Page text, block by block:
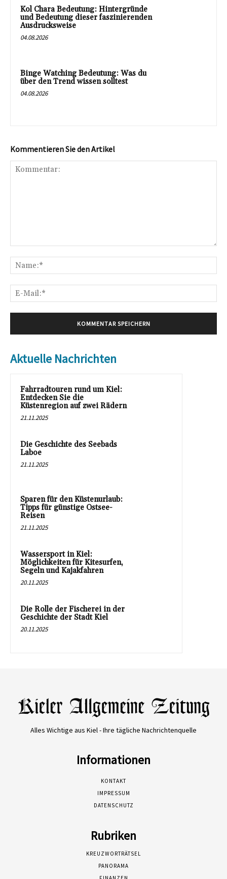
Kol Chara Bedeutung: Hintergründe
und Bedeutung dieser faszinierenden
Ausdrucksweise
04.08.2026
Binge Watching Bedeutung: Was du
über den Trend wissen solltest
04.08.2026
Kommentieren Sie den Artikel
Aktuelle Nachrichten
Fahrradtouren rund um Kiel:
Entdecken Sie die
Küstenregion auf zwei Rädern
21.11.2025
Die Geschichte des Seebads
Laboe
21.11.2025
Sparen für den Küstenurlaub:
Tipps für günstige Ostsee-
Reisen
21.11.2025
Wassersport in Kiel:
Möglichkeiten für Kitesurfen,
Segeln und Kajakfahren
20.11.2025
Die Rolle der Fischerei in der
Geschichte der Stadt Kiel
20.11.2025
Alles Wichtige aus Kiel - Ihre tägliche Nachrichtenquelle
Informationen
KONTAKT
IMPRESSUM
DATENSCHUTZ
Rubriken
KREUZWORTRÄTSEL
PANORAMA